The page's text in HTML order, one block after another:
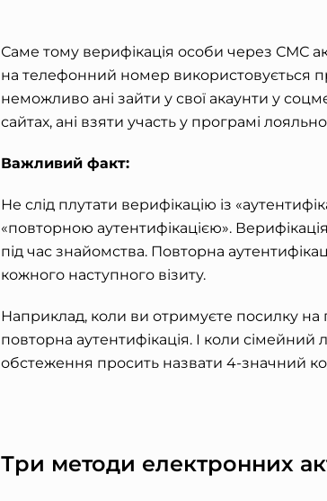
Саме тому верифікація особи через СМС
на телефонний номер використовується
неможливо ані зайти у свої акаунти у
сайтах, ані взяти участь у програмі
Важливий факт:
Не слід плутати верифікацію із
«повторною аутентифікацією».
під час знайомства. Повторна
кожного наступного візиту.
Наприклад, коли ви отримуєте посилку
повторна аутентифікація. І коли
обстеження просить назвати 4-значний
Три методи електронних